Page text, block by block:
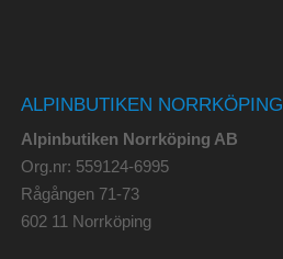
ALPINBUTIKEN NORRKÖPING
Alpinbutiken Norrköping AB
Org.nr: 559124-6995
Rågången 71-73
602 11 Norrköping